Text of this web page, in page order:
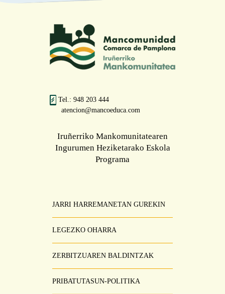
Tel.: 948 203 444
atencion@mancoeduca.com
Iruñerriko Mankomunitatearen
Ingurumen Heziketarako Eskola
Programa
Pie
Menú
JARRI HARREMANETAN GUREKIN
LEGEZKO OHARRA
ZERBITZUAREN BALDINTZAK
PRIBATUTASUN-POLITIKA